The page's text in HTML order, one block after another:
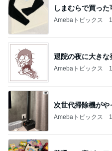
しまむらで買っ
Amebaトピックス
退院の夜に大きな
Amebaトピックス
次世代掃除機がや
Amebaトピックス